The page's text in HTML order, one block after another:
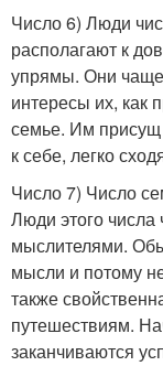
Число 6) Люди
располагают к
упрямы. Они
интересы их, как
семье. Им присущ
к себе, легко
Число 7) Число
Люди этого
мыслителями.
мысли и потому
также
путешествиям.
заканчиваются